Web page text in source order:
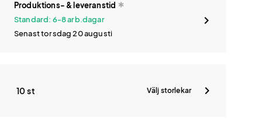
Produktions- & leveranstid
Standard: 6-8 arb.dagar
Senast torsdag 20 augusti
10 st Välj storlekar